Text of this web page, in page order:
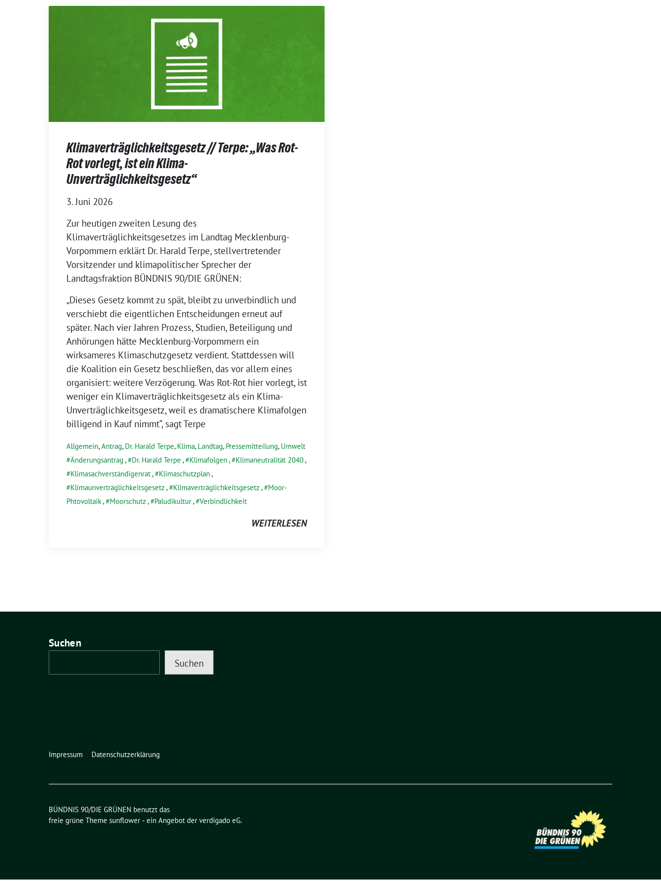
Klimaverträglichkeitsgesetz // Terpe: „Was Rot-
Rot vorlegt, ist ein Klima-
Unverträglichkeitsgesetz“
3. Juni 2026
Zur heutigen zweiten Lesung des
Klimaverträglichkeitsgesetzes im Landtag Mecklenburg-
Vorpommern erklärt Dr. Harald Terpe, stellvertretender
Vorsitzender und klimapolitischer Sprecher der
Landtagsfraktion BÜNDNIS 90/DIE GRÜNEN:
„Dieses Gesetz kommt zu spät, bleibt zu unverbindlich und
verschiebt die eigentlichen Entscheidungen erneut auf
später. Nach vier Jahren Prozess, Studien, Beteiligung und
Anhörungen hätte Mecklenburg-Vorpommern ein
wirksameres Klimaschutzgesetz verdient. Stattdessen will
die Koalition ein Gesetz beschließen, das vor allem eines
organisiert: weitere Verzögerung. Was Rot-Rot hier vorlegt, ist
weniger ein Klimaverträglichkeitsgesetz als ein Klima-
Unverträglichkeitsgesetz, weil es dramatischere Klimafolgen
billigend in Kauf nimmt“, sagt Terpe
Allgemein,Antrag, Dr. Harald Terpe, Klima, Landtag, Pressemitteilung, Umwelt
Änderungsantrag , Dr. Harald Terpe , Klimafolgen, Klimaneutralität 2040,
Klimasachverständigenrat, Klimaschutzplan,
Klimaunverträglichkeitsgesetz , Klimaverträglichkeitsgesetz ,
Moor-
Phtovoltaik, Moorschutz , Paludikultur, Verbindlichkeit
WEITERLESEN
Suchen
Suchen
Impressum Datenschutzerklärung
BÜNDNIS 90/DIE GRÜNEN benutzt das
freie grüne Theme sunflower ‐ ein Angebot der verdigado eG.